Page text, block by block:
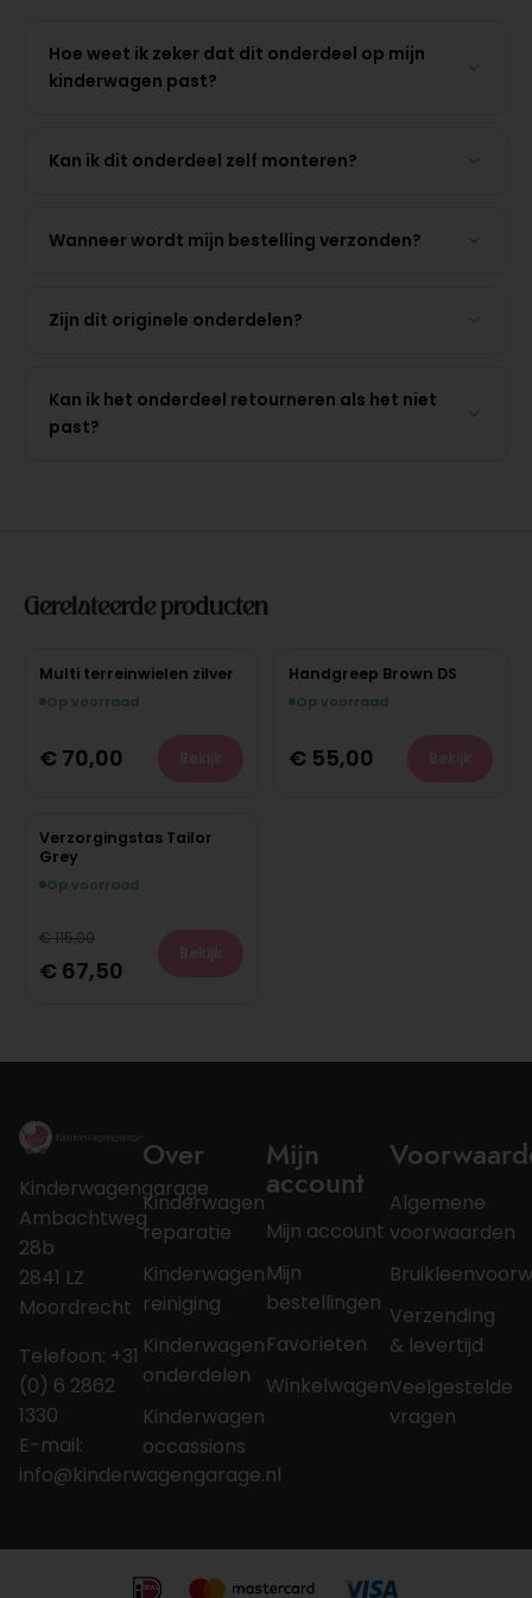
Hoe weet ik zeker dat dit onderdeel op mijn
kinderwagen past?
Kan ik dit onderdeel zelf monteren?
Wanneer wordt mijn bestelling verzonden?
Zijn dit originele onderdelen?
Kan ik het onderdeel retourneren als het niet
past?
Gerelateerde producten
Multi terreinwielen zilver
Op voorraad
€ 70,00
Handgreep Brown DS
Op voorraad
€ 55,00
Verzorgingstas Tailor
Grey
Op voorraad
€115,00
€ 67,50
Kinderwagengarage
Ambachtweg
28b
2841 LZ
Moordrecht
Telefoon: +31
(0) 6 2862
1330
E-mail:
info@kinderwagengarage.nl
Over
Kinderwagen
reparatie
Kinderwagen
reiniging
Kinderwagen
onderdelen
Kinderwagen
occassions
Mijn
account
Mijn account
Mijn
bestellingen
Favorieten
Winkelwagen
Algemene
voorwaarden
Verzending
& levertijd
Veelgestelde
vragen